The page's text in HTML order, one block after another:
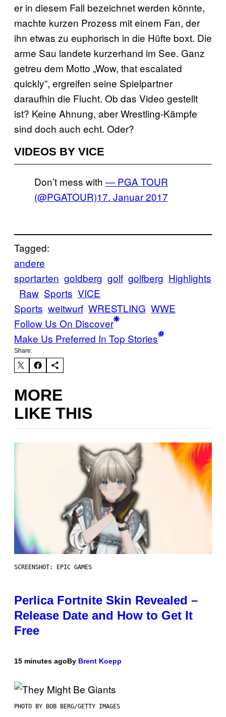
er in diesem Fall bezeichnet werden könnte,
machte kurzen Prozess mit einem Fan, der
ihn etwas zu euphorisch in die Hüfte boxt. Die
arme Sau landete kurzerhand im See. Ganz
getreu dem Motto „Wow, that escalated
quickly”, ergreifen seine Spielpartner
daraufhin die Flucht. Ob das Video gestellt
ist? Keine Ahnung, aber Wrestling-Kämpfe
sind doch auch echt. Oder?
VIDEOS BY VICE
Don’t mess with — PGA TOUR
(@PGATOUR)17. Januar 2017
Tagged:
andere
sportarten goldberg golf golfberg Highlights
Raw Sports VICE
Sports weitwurf WRESTLING WWE
Follow Us On Discover
Make Us Preferred In Top Stories
Share:
MORE
LIKE THIS
SCREENSHOT: EPIC GAMES
Perlica Fortnite Skin Revealed –
Release Date and How to Get It
Free
15 minutes agoBy Brent Koepp
PHOTO BY BOB BERG/GETTY IMAGES